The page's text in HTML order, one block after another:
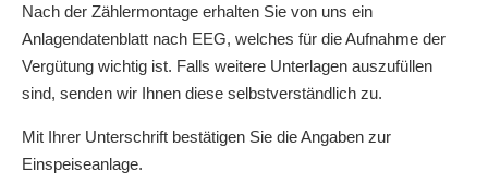
Nach der Zählermontage erhalten Sie von uns ein
Anlagendatenblatt nach EEG, welches für die Aufnahme der
Vergütung wichtig ist. Falls weitere Unterlagen auszufüllen
sind, senden wir Ihnen diese selbstverständlich zu.
Mit Ihrer Unterschrift bestätigen Sie die Angaben zur
Einspeiseanlage.